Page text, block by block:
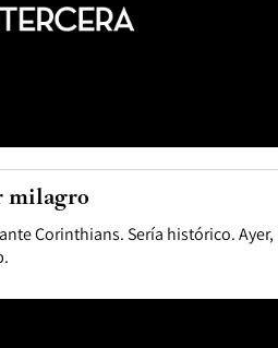
Corinthians. Sería histórico. Ayer,
milagro